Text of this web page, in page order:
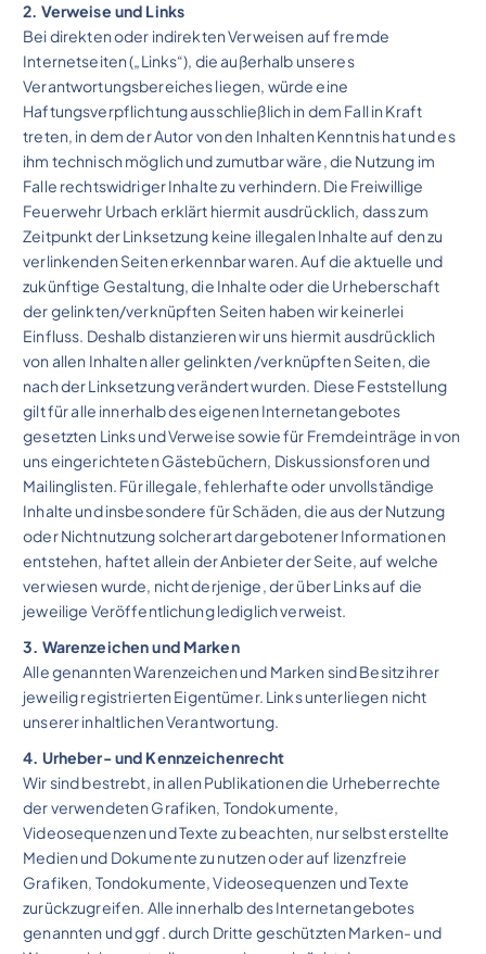
2. Verweise und Links
Bei direkten oder indirekten Verweisen auf fremde
Internetseiten („Links“), die außerhalb unseres
Verantwortungsbereiches liegen, würde eine
Haftungsverpflichtung ausschließlich in dem Fall in Kraft
treten, in dem der Autor von den Inhalten Kenntnis hat und es
ihm technisch möglich und zumutbar wäre, die Nutzung im
Falle rechtswidriger Inhalte zu verhindern. Die Freiwillige
Feuerwehr Urbach erklärt hiermit ausdrücklich, dass zum
Zeitpunkt der Linksetzung keine illegalen Inhalte auf den zu
verlinkenden Seiten erkennbar waren. Auf die aktuelle und
zukünftige Gestaltung, die Inhalte oder die Urheberschaft
der gelinkten/verknüpften Seiten haben wir keinerlei
Einfluss. Deshalb distanzieren wir uns hiermit ausdrücklich
von allen Inhalten aller gelinkten /verknüpften Seiten, die
nach der Linksetzung verändert wurden. Diese Feststellung
gilt für alle innerhalb des eigenen Internetangebotes
gesetzten Links und Verweise sowie für Fremdeinträge in von
uns eingerichteten Gästebüchern, Diskussionsforen und
Mailinglisten. Für illegale, fehlerhafte oder unvollständige
Inhalte und insbesondere für Schäden, die aus der Nutzung
oder Nichtnutzung solcherart dargebotener Informationen
entstehen, haftet allein der Anbieter der Seite, auf welche
verwiesen wurde, nicht derjenige, der über Links auf die
jeweilige Veröffentlichung lediglich verweist.
3. Warenzeichen und Marken
Alle genannten Warenzeichen und Marken sind Besitz ihrer
jeweilig registrierten Eigentümer. Links unterliegen nicht
unserer inhaltlichen Verantwortung.
4. Urheber- und Kennzeichenrecht
Wir sind bestrebt, in allen Publikationen die Urheberrechte
der verwendeten Grafiken, Tondokumente,
Videosequenzen und Texte zu beachten, nur selbst erstellte
Medien und Dokumente zu nutzen oder auf lizenzfreie
Grafiken, Tondokumente, Videosequenzen und Texte
zurückzugreifen. Alle innerhalb des Internetangebotes
genannten und ggf. durch Dritte geschützten Marken- und